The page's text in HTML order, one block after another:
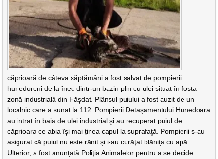
căprioară de câteva săptămâni a fost salvat de pompierii
hunedoreni de la înec dintr-un bazin plin cu ulei situat în fosta
zonă industrială din Hăşdat. Plânsul puiului a fost auzit de un
localnic care a sunat la 112. Pompierii Detaşamentului Hunedoara
au intrat în baia de ulei industrial şi au recuperat puiul de
căprioara ce abia îşi mai ținea capul la suprafaţă. Pompierii s-au
asigurat că puiul nu este rănit şi i-au curăţat blăniţa cu apă.
Ulterior, a fost anunţată Poliţia Animalelor pentru a se decide